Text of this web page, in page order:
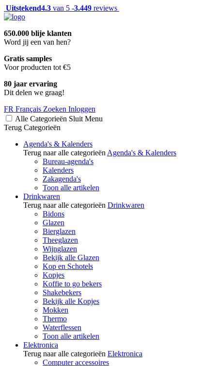
Uitstekend4.3 van 5 -3.449 reviews
650.000 blije klanten
Word jij een van hen?
Gratis samples
Voor producten tot €5
80 jaar ervaring
Dit delen we graag!
FR Français Zoeken Inloggen
Alle Categorieën Sluit Menu
Terug Categorieën
Agenda's & Kalenders
Terug naar alle categorieën Agenda's & Kalenders
Bureau-agenda's
Kalenders
Zakagenda's
Toon alle artikelen
Drinkwaren
Terug naar alle categorieën Drinkwaren
Bidons
Glazen
Bierglazen
Theeglazen
Wijnglazen
Bekijk alle Glazen
Kop en Schotels
Kopjes
Koffie to go bekers
Shakebekers
Bekijk alle Kopjes
Mokken
Thermo
Waterflessen
Toon alle artikelen
Elektronica
Terug naar alle categorieën Elektronica
Computer accessoires